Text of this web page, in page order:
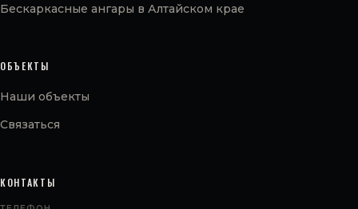
Бескаркасные ангары в Алтайском крае
ОБЪЕКТЫ
Наши объекты
Связаться
КОНТАКТЫ